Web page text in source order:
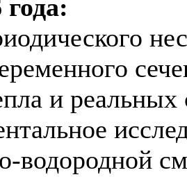
и реальных
водородной